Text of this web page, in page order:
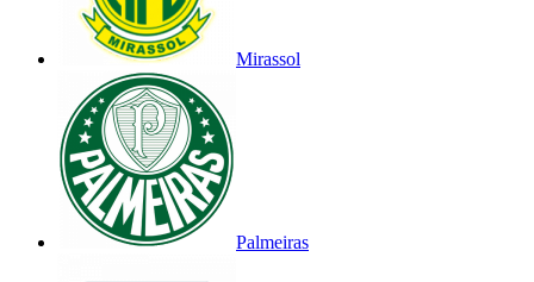
Mirassol
Palmeiras